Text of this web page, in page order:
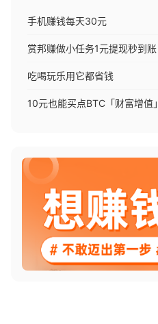
手机赚钱每天30元
赏邦赚做小任务1元提现秒到账
吃喝玩乐用它都省钱
10元也能买点BTC「财富增值」